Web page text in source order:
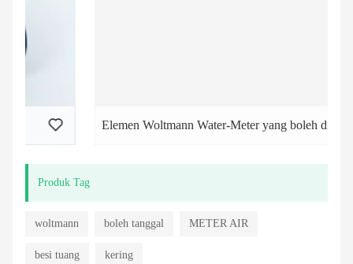
Elemen Woltmann Water-Meter yang boleh ditanggalkan
Produk Tag
woltmann boleh tanggal METER AIR
besi tuang kering